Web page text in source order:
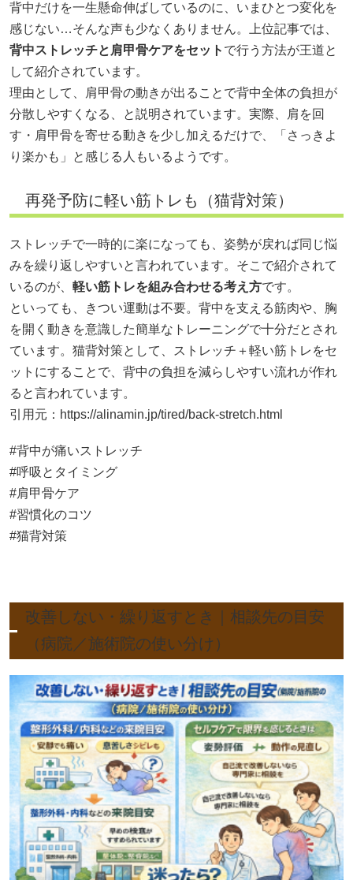
背中だけを一生懸命伸ばしているのに、いまひとつ変化を
感じない…そんな声も少なくありません。上位記事では、
背中ストレッチと肩甲骨ケアをセット で行う方法が王道と
して紹介されています。
理由として、肩甲骨の動きが出ることで背中全体の負担が
分散しやすくなる、と説明されています。実際、肩を回
す・肩甲骨を寄せる動きを少し加えるだけで、「さっきよ
り楽かも」と感じる人もいるようです。
再発予防に軽い筋トレも（猫背対策）
ストレッチで一時的に楽になっても、姿勢が戻れば同じ悩
みを繰り返しやすいと言われています。そこで紹介されて
いるのが、 軽い筋トレを組み合わせる考え方です。
といっても、きつい運動は不要。背中を支える筋肉や、胸
を開く動きを意識した簡単なトレーニングで十分だとされ
ています。猫背対策として、ストレッチ＋軽い筋トレをセ
ットにすることで、背中の負担を減らしやすい流れが作れ
ると言われています。
引用元： https://alinamin.jp/tired/back-stretch.html
#背中が痛いストレッチ
#呼吸とタイミング
#肩甲骨ケア
#習慣化のコツ
#猫背対策
改善しない・繰り返すとき｜相談先の目安
（病院／施術院の使い分け）